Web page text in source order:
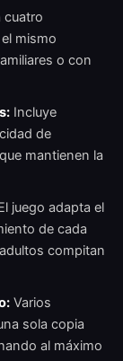
mismo
o con
Incluye
de
mantienen la
juego adapta el
de cada
compitan
Varios
sola copia
al máximo